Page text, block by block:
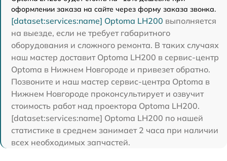
оформлении заказа на сайте через форму заказа звонка.
[dataset:services:name] Optoma LH200 выполняется
на выезде, если не требует габаритного
оборудования и сложного ремонта. В таких случаях
наш мастер доставит Optoma LH200 в сервис-центр
Optoma в Нижнем Новгороде и привезет обратно.
Позвоните и наш мастер сервис-центра Optoma в
Нижнем Новгороде проконсультирует и озвучит
стоимость работ над проектора Optoma LH200.
[dataset:services:name] Optoma LH200 по нашей
статистике в среднем занимает 2 часа при наличии
всех необходимых запчастей.